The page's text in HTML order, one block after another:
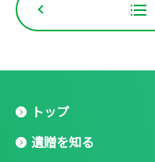
トップ
遺贈を知る